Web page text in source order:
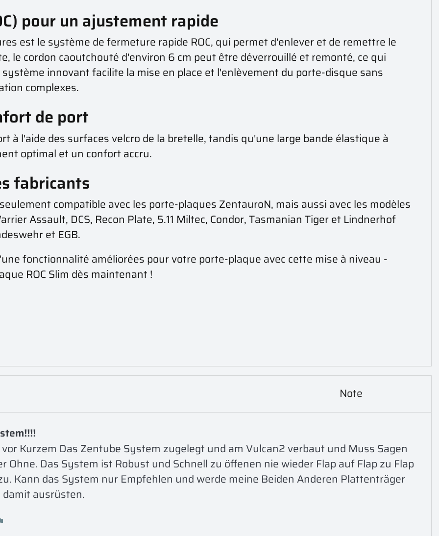
pour un ajustement rapide
est le système de fermeture rapide ROC, qui permet d'enlever et de remettre le
le cordon caoutchouté d'environ 6 cm peut être déverrouillé et remonté, ce qui
innovant facilite la mise en place et l'enlèvement du porte-disque sans
complexes.
de port
à l'aide des surfaces velcro de la bretelle, tandis qu'une large bande élastique à
optimal et un confort accru.
fabricants
compatible avec les porte-plaques ZentauroN, mais aussi avec les modèles
Assault, DCS, Recon Plate, 5.11 Miltec, Condor, Tasmanian Tiger et Lindnerhof
et EGB.
fonctionnalité améliorées pour votre porte-plaque avec cette mise à niveau -
ROC Slim dès maintenant !
Note
Kurzem Das Zentube System zugelegt und am Vulcan2 verbaut und Muss Sagen
Ohne. Das System ist Robust und Schnell zu öffenen nie wieder Flap auf Flap zu Flap
Kann das System nur Empfehlen und werde meine Beiden Anderen Plattenträger
ausrüsten.